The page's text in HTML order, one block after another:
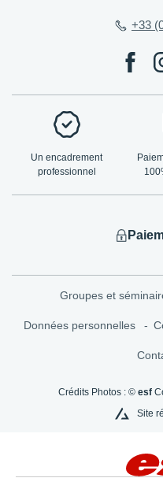
+33
Un encadrement
professionnel
Groupes et
Données personnelles
Crédits Photos : © esf
Site